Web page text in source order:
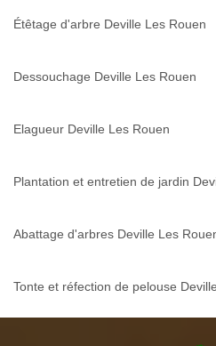
Étêtage d'arbre Deville Les Rouen
Dessouchage Deville Les Rouen
Elagueur Deville Les Rouen
Plantation et entretien de jardin
Abattage d'arbres Deville Les
Tonte et réfection de pelouse